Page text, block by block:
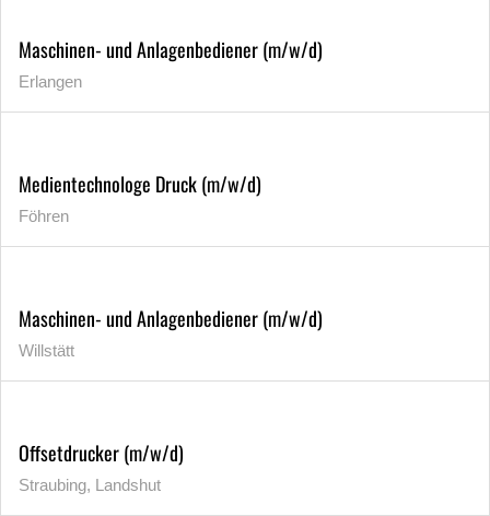
Maschinen- und Anlagenbediener (m/w/d)
Erlangen
Medientechnologe Druck (m/w/d)
Föhren
Maschinen- und Anlagenbediener (m/w/d)
Willstätt
Offsetdrucker (m/w/d)
Straubing, Landshut